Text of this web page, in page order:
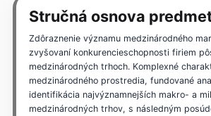
Stručná osnova
Zdôraznenie významu medzinárodného
zvyšovaní konkurencieschopnosti firiem
medzinárodných trhoch. Komplexné
medzinárodného prostredia, fundované
identifikácia najvýznamnejších makro- a
medzinárodných trhov, s následným